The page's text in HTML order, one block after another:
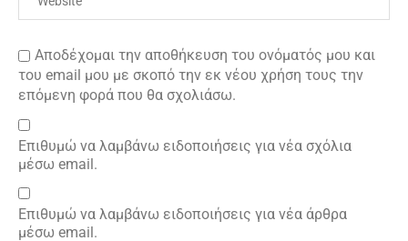
Αποδέχομαι την αποθήκευση του ονόματός μου και
του email μου με σκοπό την εκ νέου χρήση τους την
επόμενη φορά που θα σχολιάσω.
Επιθυμώ να λαμβάνω ειδοποιήσεις για νέα σχόλια
μέσω email.
Επιθυμώ να λαμβάνω ειδοποιήσεις για νέα άρθρα
μέσω email.